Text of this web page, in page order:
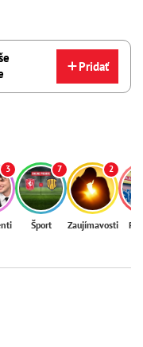
Pridať
3 7
Šport
2
Zaujímavosti